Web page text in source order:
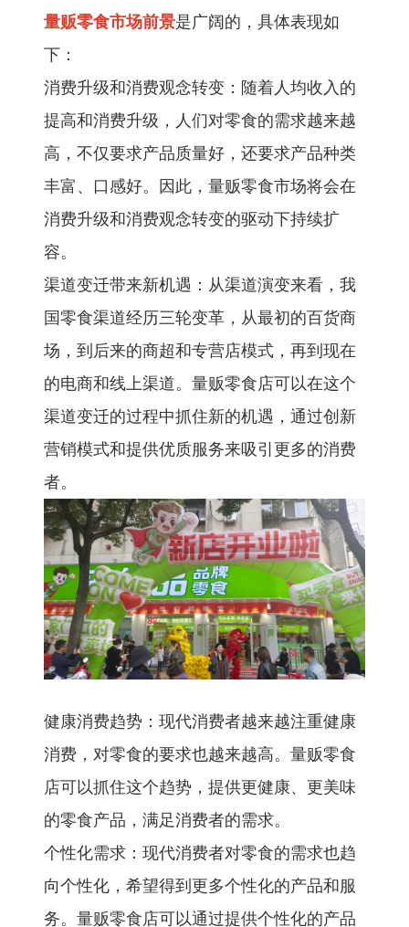
量贩零食市场前景是广阔的，具体表现如
下：
消费升级和消费观念转变：随着人均收入的
提高和消费升级，人们对零食的需求越来越
高，不仅要求产品质量好，还要求产品种类
丰富、口感好。因此，量贩零食市场将会在
消费升级和消费观念转变的驱动下持续扩
容。
渠道变迁带来新机遇：从渠道演变来看，我
国零食渠道经历三轮变革，从最初的百货商
场，到后来的商超和专营店模式，再到现在
的电商和线上渠道。量贩零食店可以在这个
渠道变迁的过程中抓住新的机遇，通过创新
营销模式和提供优质服务来吸引更多的消费
者。
健康消费趋势：现代消费者越来越注重健康
消费，对零食的要求也越来越高。量贩零食
店可以抓住这个趋势，提供更健康、更美味
的零食产品，满足消费者的需求。
个性化需求：现代消费者对零食的需求也趋
向个性化，希望得到更多个性化的产品和服
务。量贩零食店可以通过提供个性化的产品